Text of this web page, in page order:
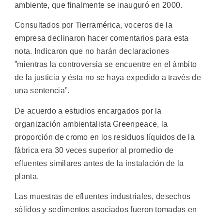
ambiente, que finalmente se inauguró en 2000.
Consultados por Tierramérica, voceros de la
empresa declinaron hacer comentarios para esta
nota. Indicaron que no harán declaraciones
”mientras la controversia se encuentre en el ámbito
de la justicia y ésta no se haya expedido a través de
una sentencia”.
De acuerdo a estudios encargados por la
organización ambientalista Greenpeace, la
proporción de cromo en los residuos líquidos de la
fábrica era 30 veces superior al promedio de
efluentes similares antes de la instalación de la
planta.
Las muestras de efluentes industriales, desechos
sólidos y sedimentos asociados fueron tomadas en